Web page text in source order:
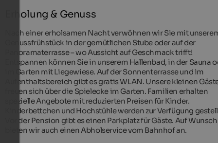
Erholung & Genuss
Nach einer erholsamen Nacht verwöhnen wir Sie mit
Genussfrühstück in der gemütlichen Stube oder auf der
Panoramaterrasse – wo Aussicht auf Geschmack trifft!
Entspannen können Sie in unserem Hallenbad, in der Sauna
im Garten mit Liegewiese. Auf der Sonnenterrasse und im
Aufenthaltsbereich gibt es gratis WLAN. Unsere kleinen
freuen sich über die Spielecke im Garten. Familien erhalten
spezielle Angebote mit reduzierten Preisen für Kinder.
Kinderbettchen und Hochstühle werden zur Verfügung
Vor der Pension gibt es einen Parkplatz für Gäste. Auf Wunsch
bieten wir auch einen Abholservice vom Bahnhof an.